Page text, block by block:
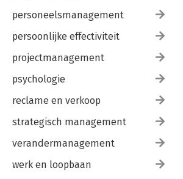
personeelsmanagement
persoonlijke effectiviteit
projectmanagement
psychologie
reclame en verkoop
strategisch management
verandermanagement
werk en loopbaan